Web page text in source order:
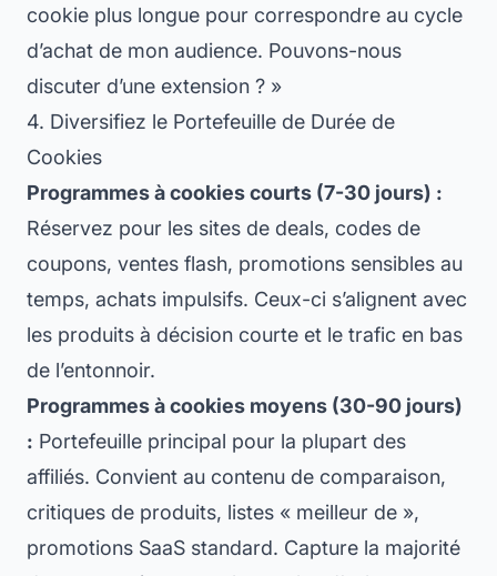
cookie plus longue pour correspondre au cycle
d’achat de mon audience. Pouvons-nous
discuter d’une extension ? »
4. Diversifiez le Portefeuille de Durée de
Cookies
Programmes à cookies courts (7-30 jours) :
Réservez pour les sites de deals, codes de
coupons, ventes flash, promotions sensibles au
temps, achats impulsifs. Ceux-ci s’alignent avec
les produits à décision courte et le trafic en bas
de l’entonnoir.
Programmes à cookies moyens (30-90 jours)
: Portefeuille principal pour la plupart des
affiliés. Convient au contenu de comparaison,
critiques de produits, listes « meilleur de »,
promotions SaaS standard. Capture la majorité